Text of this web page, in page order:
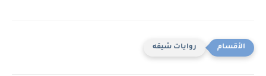
روايات شيقه